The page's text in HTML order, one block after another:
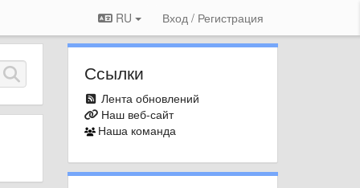
RU Вход / Регистрация
Ссылки
Лента обновлений
Наш веб-сайт
Наша команда